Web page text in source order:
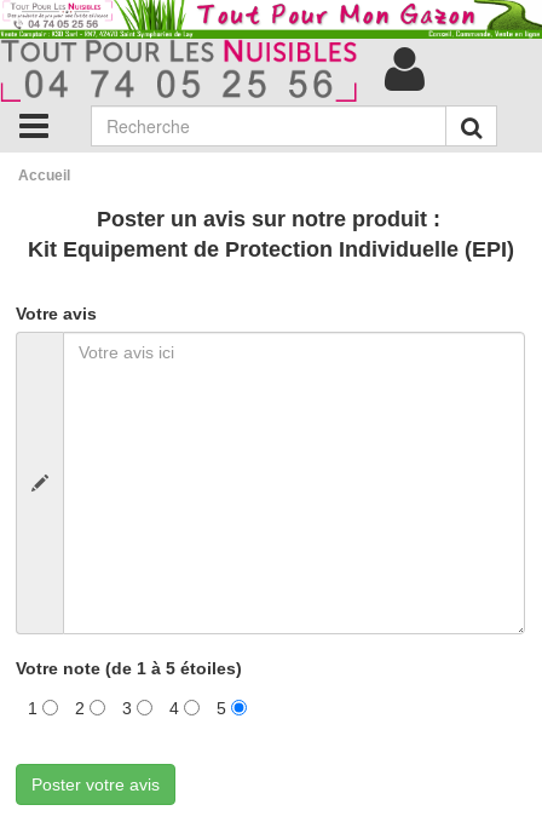
Accueil
Poster un avis sur notre produit :
Kit Equipement de Protection Individuelle (EPI)
Votre avis
Votre note (de 1 à 5 étoiles)
1 2 3 4 5
Poster votre avis